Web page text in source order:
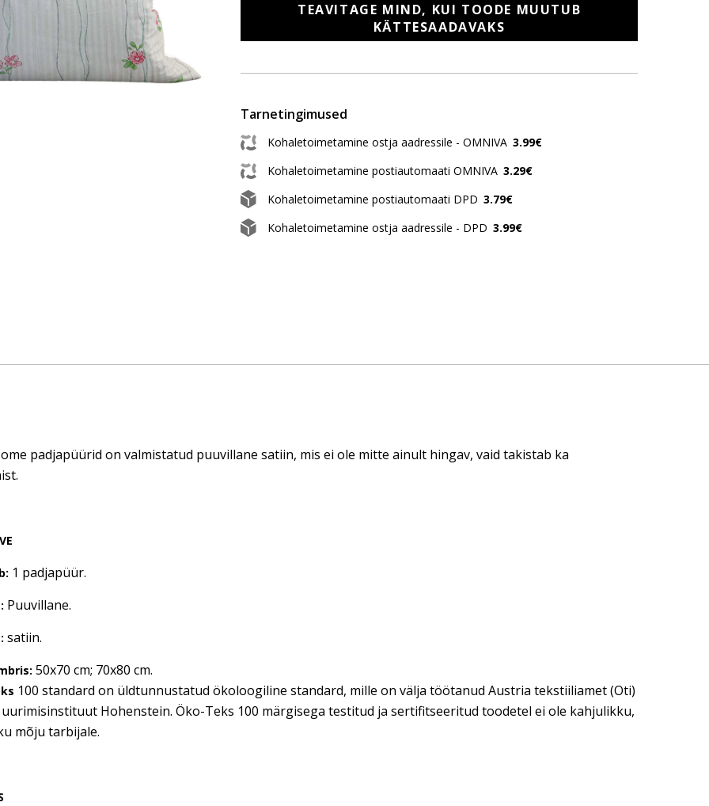
TEAVITAGE MIND, KUI TOODE MUUTUB
KÄTTESAADAVAKS
Tarnetingimused
Kohaletoimetamine ostja aadressile - OMNIVA 3.99€
Kohaletoimetamine postiautomaati OMNIVA 3.29€
Kohaletoimetamine postiautomaati DPD 3.79€
Kohaletoimetamine ostja aadressile - DPD 3.99€
padjapüürid on valmistatud puuvillane satiin, mis ei ole mitte ainult hingav, vaid takistab ka
1 padjapüür.
Puuvillane.
satiin.
50x70 cm; 70x80 cm.
100 standard on üldtunnustatud ökoloogiline standard, mille on välja töötanud Austria tekstiiliamet (Oti)
uurimisinstituut Hohenstein. Öko-Teks 100 märgisega testitud ja sertifitseeritud toodetel ei ole kahjulikku,
mõju tarbijale.